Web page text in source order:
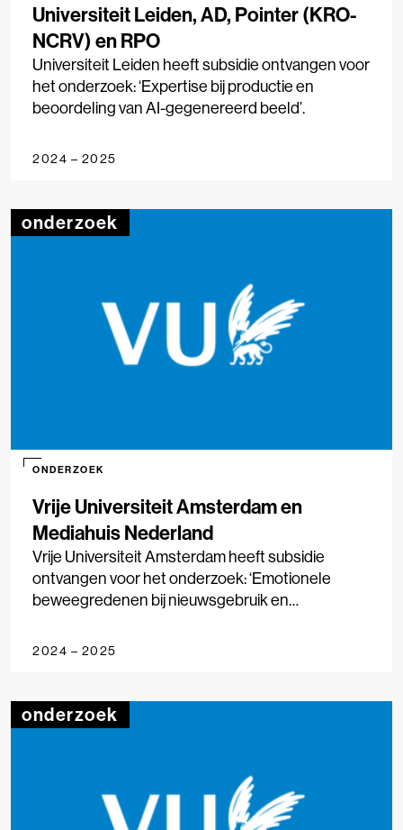
Universiteit Leiden, AD, Pointer (KRO-
NCRV) en RPO
Universiteit Leiden heeft subsidie ontvangen voor
het onderzoek: ‘Expertise bij productie en
beoordeling van AI-gegenereerd beeld’.
2024 – 2025
onderzoek
Vrije Universiteit Amsterdam en
Mediahuis Nederland
ONDERZOEK
Vrije Universiteit Amsterdam heeft subsidie
ontvangen voor het onderzoek: ‘Emotionele
beweegredenen bij nieuwsgebruik en
2024 – 2025
onderzoek